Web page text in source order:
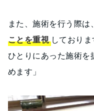
また、施術を行う際は
ことを重視しておりま
ひとりにあった施術を
めます」